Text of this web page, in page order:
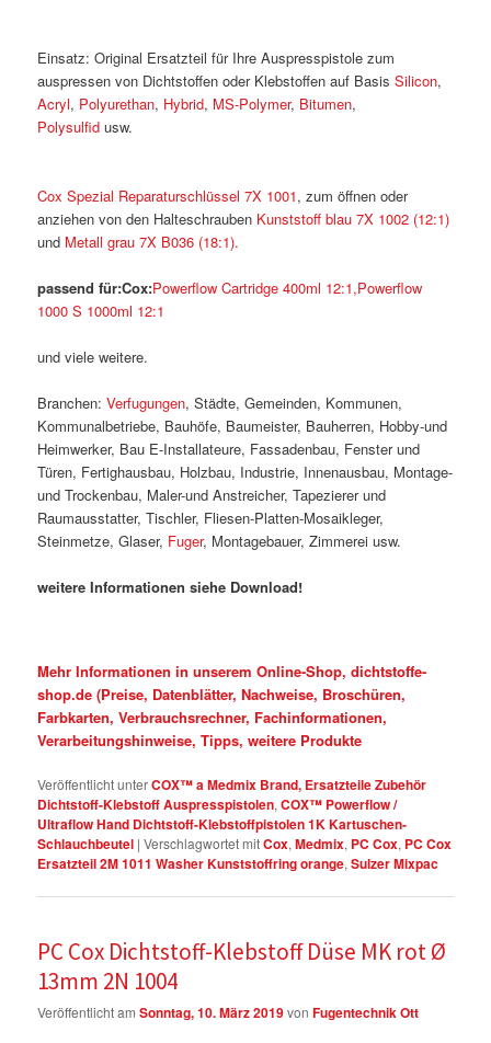
Einsatz: Original Ersatzteil für Ihre Auspresspistole zum
auspressen von Dichtstoffen oder Klebstoffen auf BasisSilicon,
Acryl, Polyurethan, Hybrid, MS-Polymer, Bitumen,
Polysulfid usw.
Cox Spezial Reparaturschlüssel 7X 1001, zum öffnen oder
anziehen von den Halteschrauben Kunststoff blau 7X 1002 (12:1)
und Metall grau 7X B036 (18:1).
passend für:Cox:Powerflow Cartridge 400ml 12:1,Powerflow
1000 S 1000ml 12:1
und viele weitere.
Branchen:Verfugungen, Städte, Gemeinden, Kommunen,
Kommunalbetriebe, Bauhöfe, Baumeister, Bauherren, Hobby-und
Heimwerker, Bau E-Installateure, Fassadenbau, Fenster und
Türen, Fertighausbau, Holzbau, Industrie, Innenausbau, Montage-
und Trockenbau, Maler-und Anstreicher, Tapezierer und
Raumausstatter, Tischler, Fliesen-Platten-Mosaikleger,
Steinmetze, Glaser, Fuger, Montagebauer, Zimmerei usw.
weitere Informationen siehe Download!
Mehr Informationen in unserem Online-Shop, dichtstoffe-
shop.de (Preise, Datenblätter, Nachweise, Broschüren,
Farbkarten, Verbrauchsrechner, Fachinformationen,
Verarbeitungshinweise, Tipps, weitere Produkte
Veröffentlicht unterCOX™ a Medmix Brand, Ersatzteile Zubehör
Dichtstoff-Klebstoff Auspresspistolen,COX™ Powerflow /
Ultraflow Hand Dichtstoff-Klebstoffpistolen 1K Kartuschen-
Schlauchbeutel |Verschlagwortet mitCox,Medmix, PC Cox, PC Cox
Ersatzteil 2M 1011 Washer Kunststoffring orange,Sulzer Mixpac
PC Cox Dichtstoff-Klebstoff Düse MK rot Ø
13mm 2N 1004
Veröffentlicht amSonntag, 10. März 2019vonFugentechnik Ott